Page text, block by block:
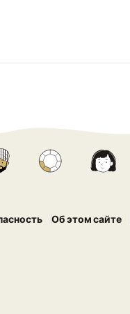
Об этом сайте